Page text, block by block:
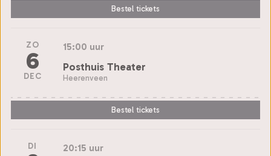
Bestel tickets
ZO
6
DEC
15:00 uur
Posthuis Theater
Heerenveen
Bestel tickets
DI 20:15 uur